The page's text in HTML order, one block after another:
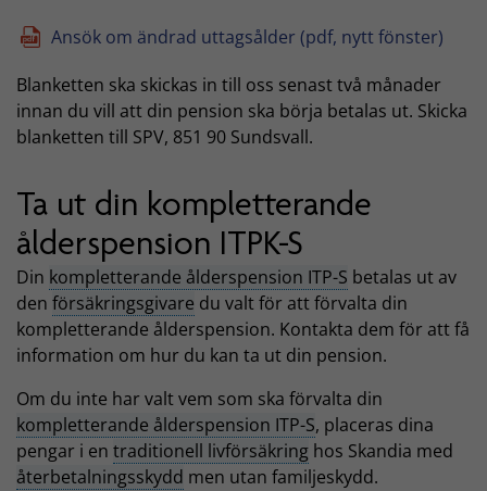
Ansök om ändrad uttagsålder (pdf, nytt fönster)
Blanketten ska skickas in till oss senast två månader
innan du vill att din pension ska börja betalas ut. Skicka
blanketten till SPV, 851 90 Sundsvall.
Ta ut din kompletterande
ålderspension ITPK-S
Din kompletterande ålderspension ITP-S betalas ut av
den försäkringsgivare du valt för att förvalta din
kompletterande ålderspension. Kontakta dem för att få
information om hur du kan ta ut din pension.
Om du inte har valt vem som ska förvalta din
kompletterande ålderspension ITP-S, placeras dina
pengar i en traditionell livförsäkring hos Skandia med
återbetalningsskydd men utan familjeskydd.